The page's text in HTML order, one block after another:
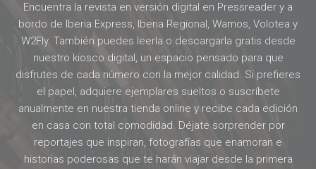
Encuentra la revista en versión digital en Pressreader y a
bordo de Iberia Express, Iberia Regional, Wamos, Volotea y
W2Fly. También puedes leerla o descargarla gratis desde
nuestro kiosco digital, un espacio pensado para que
disfrutes de cada número con la mejor calidad. Si prefieres
el papel, adquiere ejemplares sueltos o suscríbete
anualmente en nuestra tienda online y recibe cada edición
en casa con total comodidad. Déjate sorprender por
reportajes que inspiran, fotografías que enamoran e
historias poderosas que te harán viajar desde la primera